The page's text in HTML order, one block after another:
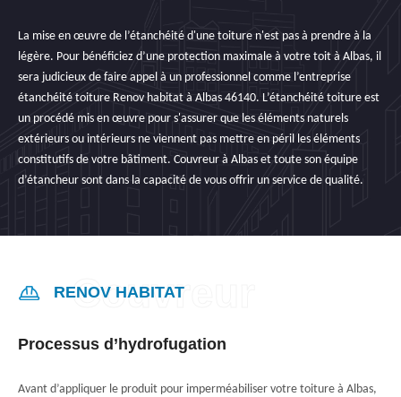
La mise en œuvre de l’étanchéité d'une toiture n'est pas à prendre à la
légère. Pour bénéficiez d’une protection maximale à votre toit à Albas, il
sera judicieux de faire appel à un professionnel comme l’entreprise
étanchéité toiture Renov habitat à Albas 46140. L’étanchéité toiture est
un procédé mis en œuvre pour s'assurer que les éléments naturels
extérieurs ou intérieurs ne viennent pas mettre en péril les éléments
constitutifs de votre bâtiment. Couvreur à Albas et toute son équipe
d’étancheur sont dans la capacité de vous offrir un service de qualité.
RENOV HABITAT
Processus d’hydrofugation
Avant d’appliquer le produit pour imperméabiliser votre toiture à Albas,